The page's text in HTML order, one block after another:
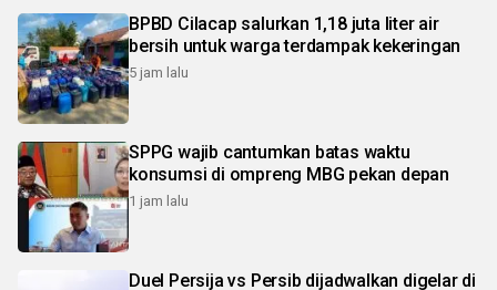
BPBD Cilacap salurkan 1,18 juta liter air
bersih untuk warga terdampak kekeringan
5 jam lalu
SPPG wajib cantumkan batas waktu
konsumsi di ompreng MBG pekan depan
1 jam lalu
Duel Persija vs Persib dijadwalkan digelar di